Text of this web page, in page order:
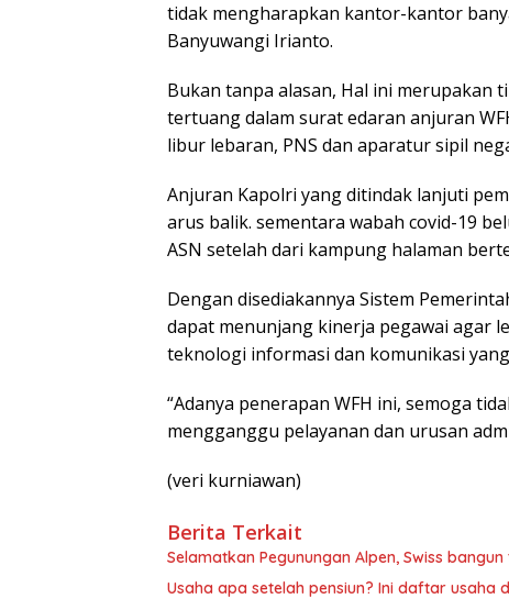
tidak mengharapkan kantor-kantor
Banyuwangi Irianto.
Bukan tanpa alasan, Hal ini
tertuang dalam surat edaran anjuran
libur lebaran, PNS dan aparatur sipil
Anjuran Kapolri yang ditindak lanjuti
arus balik. sementara wabah covid-19
ASN setelah dari kampung halaman
Dengan disediakannya Sistem
dapat menunjang kinerja pegawai agar
teknologi informasi dan komunikasi
“Adanya penerapan WFH ini, semoga
mengganggu pelayanan dan urusan
(veri kurniawan)
Berita Terkait
Selamatkan Pegunungan Alpen, Swiss
Usaha apa setelah pensiun? Ini daftar usaha